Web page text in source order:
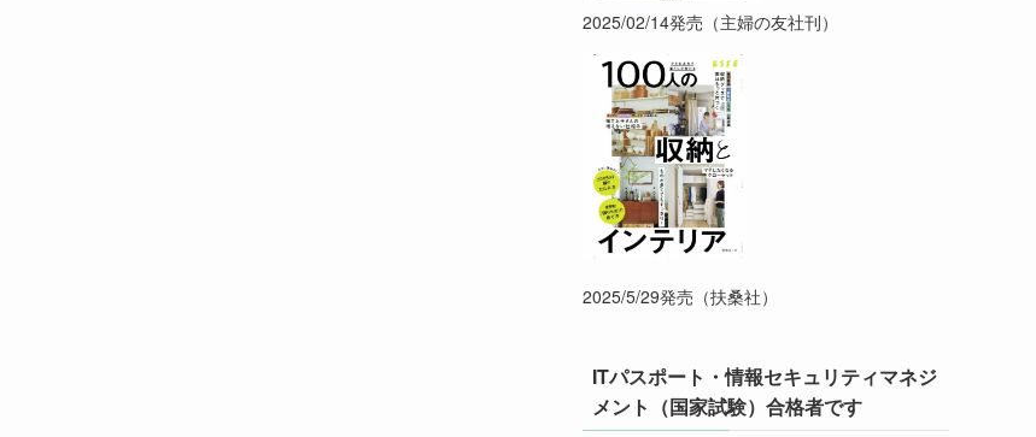
2025/02/14発売（主婦の友社刊）
2025/5/29発売（扶桑社）
ITパスポート・情報セキュリティマネジ
メント（国家試験）合格者です